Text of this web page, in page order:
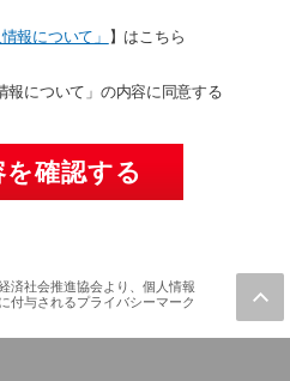
報について」 】はこちら
報について」の内容に同意する
済社会推進協会より、個人情報
付与されるプライバシーマーク